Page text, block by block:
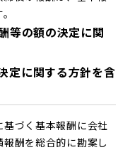
等の額の決定に関
定に関する方針を含
づく基本報酬に会社
酬を総合的に勘案し